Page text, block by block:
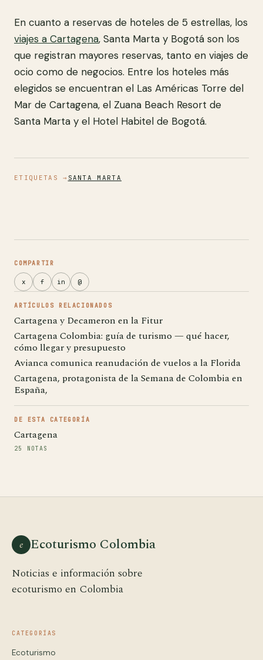
En cuanto a reservas de hoteles de 5 estrellas, los
viajes a Cartagena, Santa Marta y Bogotá son los
que registran mayores reservas, tanto en viajes de
ocio como de negocios. Entre los hoteles más
elegidos se encuentran el Las Américas Torre del
Mar de Cartagena, el Zuana Beach Resort de
Santa Marta y el Hotel Habitel de Bogotá.
ETIQUETAS → SANTA MARTA
COMPARTIR
x f in @
ARTÍCULOS RELACIONADOS
Cartagena y Decameron en la Fitur
Cartagena Colombia: guía de turismo — qué hacer,
cómo llegar y presupuesto
Avianca comunica reanudación de vuelos a la Florida
Cartagena, protagonista de la Semana de Colombia en
España,
DE ESTA CATEGORÍA
Cartagena
25 NOTAS
e Ecoturismo Colombia
Noticias e información sobre
ecoturismo en Colombia
CATEGORÍAS
Ecoturismo